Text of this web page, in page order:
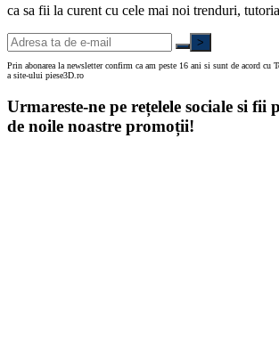
ca sa fii la curent cu cele mai noi trenduri,
>
Prin abonarea la newsletter confirm ca am peste 16 ani si sunt de acord
a site-ului piese3D.ro
Urmareste-ne pe rețelele sociale si fii
de noile noastre promoții!